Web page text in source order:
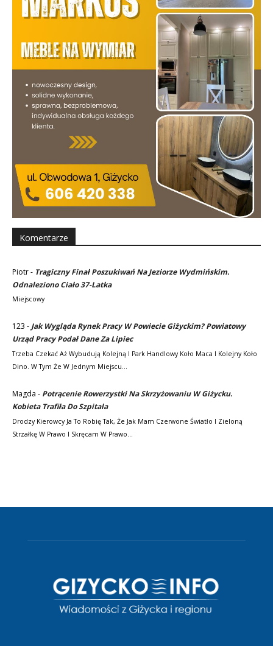
Komentarze
Piotr- Tragiczny Finał Poszukiwań Na Jeziorze Wydmińskim.
Odnaleziono Ciało 37-Latka
Miejscowy
123 -Jak Wygląda Rynek Pracy W Powiecie Giżyckim? Powiatowy
Urząd Pracy Podał Dane Za Lipiec
Trzeba Czekać Aż Wybudują Kolejną I Park Handlowy Koło Maca I Kolejny Koło
Dino. W Tym Że W Jednym Miejscu…
Magda - Potrącenie Rowerzystki Na Skrzyżowaniu W Giżycku.
Kobieta Trafiła Do Szpitala
Drodzy Kierowcy Ja To Robię Tak, Że Jak Mam Czerwone Światło I Zieloną
Strzałkę W Prawo I Skręcam W Prawo…